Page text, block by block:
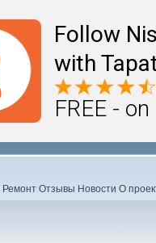
Follow
with
FREE -
Ремонт Отзывы Новости О